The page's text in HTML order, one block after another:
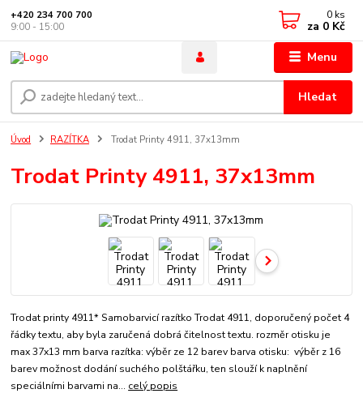
Menu
Hledat
+420 234 700 700
9:00 - 15:00
0 ks
za 0 Kč
Úvod RAZÍTKA Trodat Printy 4911, 37x13mm
Trodat Printy 4911, 37x13mm
Trodat printy 4911* Samobarvicí razítko Trodat 4911, doporučený počet 4
řádky textu, aby byla zaručená dobrá čitelnost textu. rozměr otisku je
max 37x13 mm barva razítka: výběr ze 12 barev barva otisku: výběr z 16
barev možnost dodání suchého polštářku, ten slouží k naplnění
speciálními barvami na... celý popis